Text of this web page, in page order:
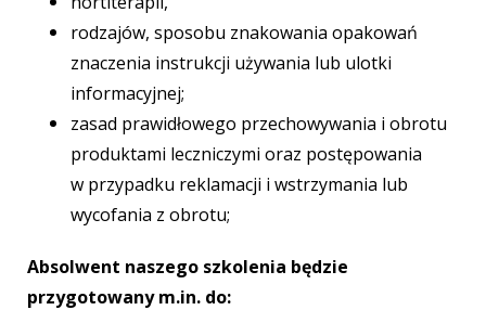
rodzajów, sposobu znakowania opakowań
znaczenia instrukcji używania lub ulotki
informacyjnej;
zasad prawidłowego przechowywania i obrotu
produktami leczniczymi oraz postępowania
w przypadku reklamacji i wstrzymania lub
wycofania z obrotu;
Absolwent naszego szkolenia będzie
przygotowany m.in. do: